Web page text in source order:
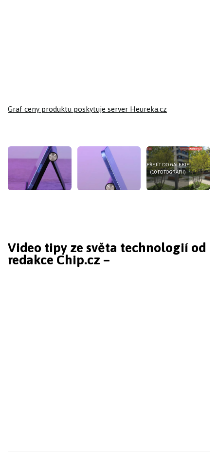
Graf ceny produktu poskytuje server Heureka.cz
PŘEJÍT DO GALERIE
(10 FOTOGRAFIÍ)
Video tipy ze světa technologií od
redakce Chip.cz –